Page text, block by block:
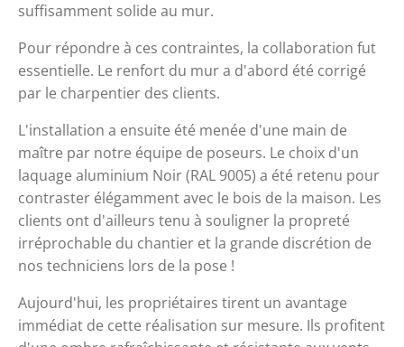
suffisamment solide au mur.
Pour répondre à ces contraintes, la collaboration fut
essentielle. Le renfort du mur a d'abord été corrigé
par le charpentier des clients.
L'installation a ensuite été menée d'une main de
maître par notre équipe de poseurs. Le choix d'un
laquage aluminium Noir (RAL 9005) a été retenu pour
contraster élégamment avec le bois de la maison. Les
clients ont d'ailleurs tenu à souligner la propreté
irréprochable du chantier et la grande discrétion de
nos techniciens lors de la pose !
Aujourd'hui, les propriétaires tirent un avantage
immédiat de cette réalisation sur mesure. Ils profitent